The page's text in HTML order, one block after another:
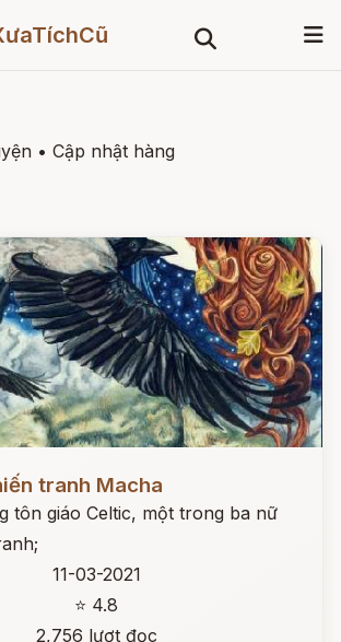
• Cập nhật hàng
tranh Macha
tôn giáo Celtic, một trong ba nữ
11-03-2021
⭐ 4.8
2,756 lượt đọc